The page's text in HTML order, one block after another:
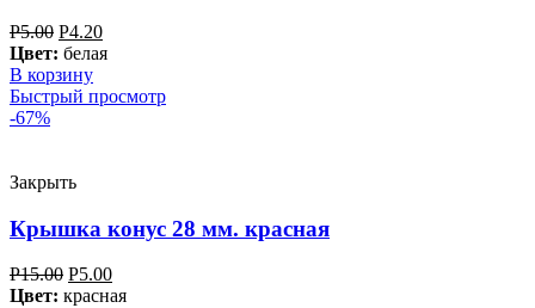
Р5.00 Р4.20
Цвет: белая
В корзину
Быстрый просмотр
-67%
Закрыть
Крышка конус 28 мм. красная
Р15.00 Р5.00
Цвет: красная